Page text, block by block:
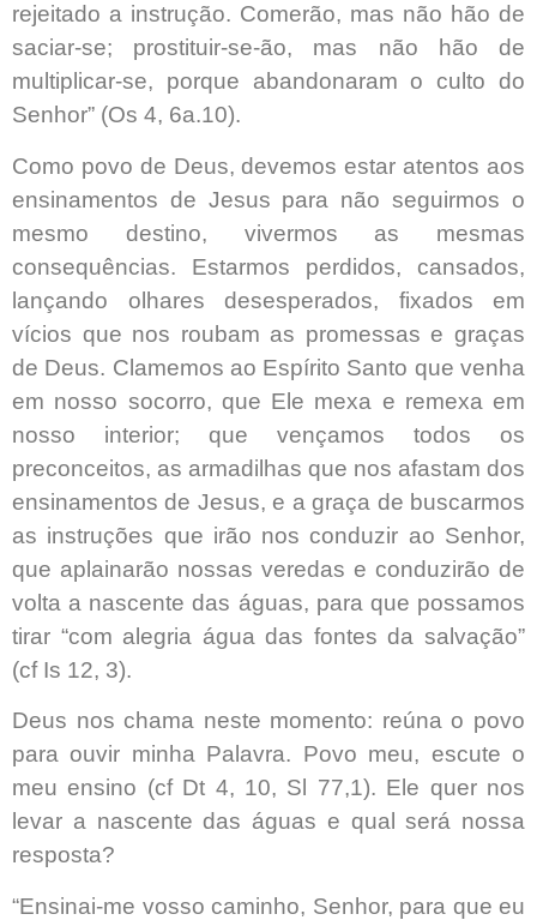
rejeitado a instrução. Comerão, mas não hão de
saciar-se; prostituir-se-ão, mas não hão de
multiplicar-se, porque abandonaram o culto do
Senhor” (Os 4, 6a.10).
Como povo de Deus, devemos estar atentos aos
ensinamentos de Jesus para não seguirmos o
mesmo destino, vivermos as mesmas
consequências. Estarmos perdidos, cansados,
lançando olhares desesperados, fixados em
vícios que nos roubam as promessas e graças
de Deus. Clamemos ao Espírito Santo que venha
em nosso socorro, que Ele mexa e remexa em
nosso interior; que vençamos todos os
preconceitos, as armadilhas que nos afastam dos
ensinamentos de Jesus, e a graça de buscarmos
as instruções que irão nos conduzir ao Senhor,
que aplainarão nossas veredas e conduzirão de
volta a nascente das águas, para que possamos
tirar “com alegria água das fontes da salvação”
(cf Is 12, 3).
Deus nos chama neste momento: reúna o povo
para ouvir minha Palavra. Povo meu, escute o
meu ensino (cf Dt 4, 10, Sl 77,1). Ele quer nos
levar a nascente das águas e qual será nossa
resposta?
“Ensinai-me vosso caminho, Senhor, para que eu